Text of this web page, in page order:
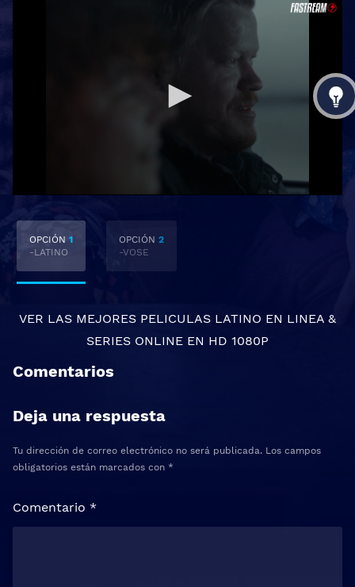
OPCIÓN 1
-LATINO
OPCIÓN 2
-VOSE
VER LAS MEJORES PELICULAS LATINO EN LINEA &
SERIES ONLINE EN HD 1080P
Comentarios
Deja una respuesta
Tu dirección de correo electrónico no será publicada. Los campos
obligatorios están marcados con *
Comentario *